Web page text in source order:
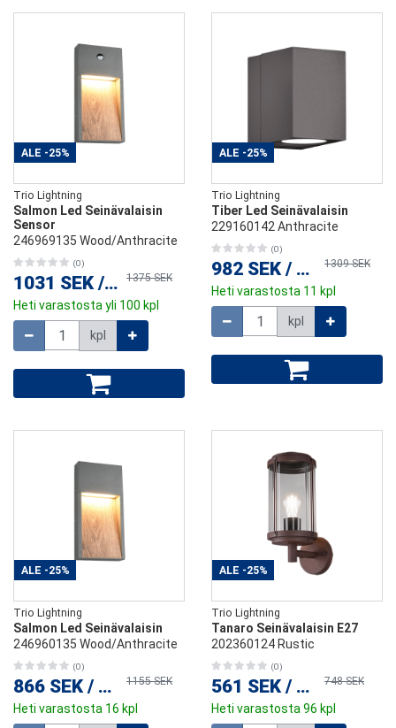
ALE -25%
Trio Lightning
Salmon Led Seinävalaisin
Sensor
246969135 Wood/Anthracite
(0)
1031 SEK / kpl1375 SEK
Heti varastosta yli 100 kpl
kpl
ALE -25%
Trio Lightning
Tiber Led Seinävalaisin
229160142 Anthracite
(0)
982 SEK / kpl 1309 SEK
Heti varastosta 11 kpl
kpl
ALE -25%
Trio Lightning
Salmon Led Seinävalaisin
246960135 Wood/Anthracite
(0)
866 SEK / kpl 1155 SEK
Heti varastosta 16 kpl
ALE -25%
Trio Lightning
Tanaro Seinävalaisin E27
202360124 Rustic
(0)
561 SEK / kpl 748 SEK
Heti varastosta 96 kpl